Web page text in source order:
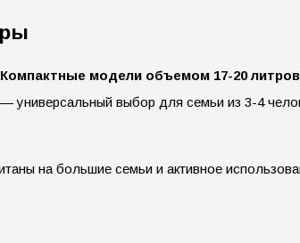
Компактные модели объемом 17-20 литров
— универсальный выбор для семьи из 3-4
на большие семьи и активное